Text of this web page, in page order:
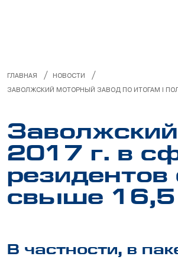
НЕЛИКВИДЫ
ГЛАВНАЯ / НОВОСТИ /
ЗАВОЛЖСКИЙ МОТОРНЫЙ ЗАВОД ПО ИТОГАМ I
2017 г. в
свыше 16,5
В частности, в